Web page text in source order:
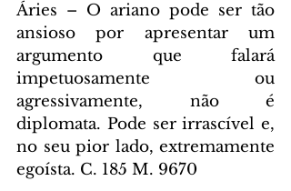
Áries – O ariano pode ser tão
ansioso por apresentar um
argumento que falará
impetuosamente ou
agressivamente, não é
diplomata. Pode ser irrascível e,
no seu pior lado, extremamente
egoísta. C. 185 M. 9670